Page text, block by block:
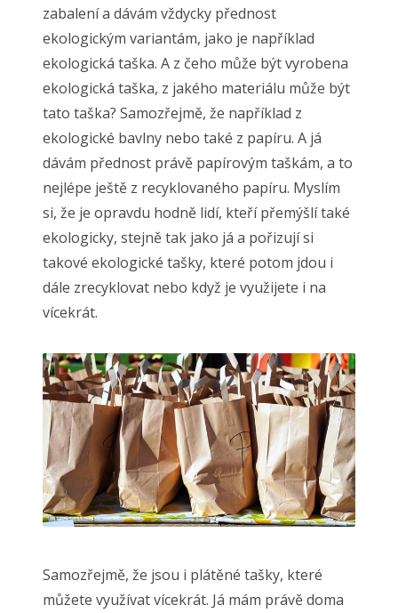
zabalení a dávám vždycky přednost
ekologickým variantám, jako je například
ekologická taška. A z čeho může být vyrobena
ekologická taška, z jakého materiálu může být
tato taška? Samozřejmě, že například z
ekologické bavlny nebo také z papíru. A já
dávám přednost právě papírovým taškám, a to
nejlépe ještě z recyklovaného papíru. Myslím
si, že je opravdu hodně lidí, kteří přemýšlí také
ekologicky, stejně tak jako já a pořizují si
takové ekologické tašky, které potom jdou i
dále zrecyklovat nebo když je využijete i na
vícekrát.
Samozřejmě, že jsou i plátěné tašky, které
můžete využívat vícekrát. Já mám právě doma